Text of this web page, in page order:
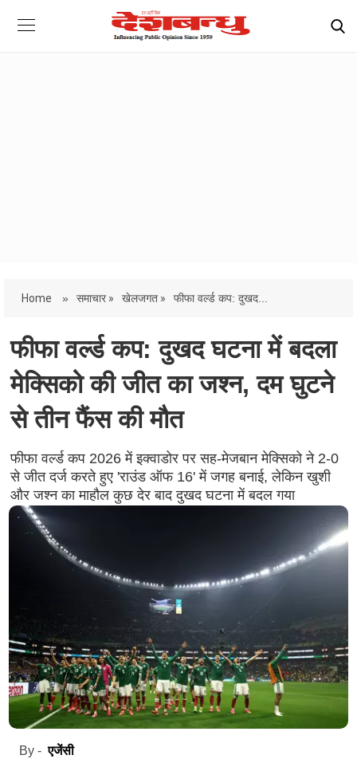
Home » समाचार » खेलजगत » फीफा वर्ल्ड कप: दुखद...
फीफा वर्ल्ड कप: दुखद घटना में बदला
मेक्सिको की जीत का जश्न, दम घुटने
से तीन फैंस की मौत
फीफा वर्ल्ड कप 2026 में इक्वाडोर पर सह-मेजबान मेक्सिको ने 2-0
से जीत दर्ज करते हुए 'राउंड ऑफ 16' में जगह बनाई, लेकिन खुशी
और जश्न का माहौल कुछ देर बाद दुखद घटना में बदल गया
By -एजेंसी